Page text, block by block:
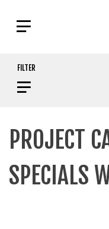
SkipFILTER
PROJECT
SPECIALS